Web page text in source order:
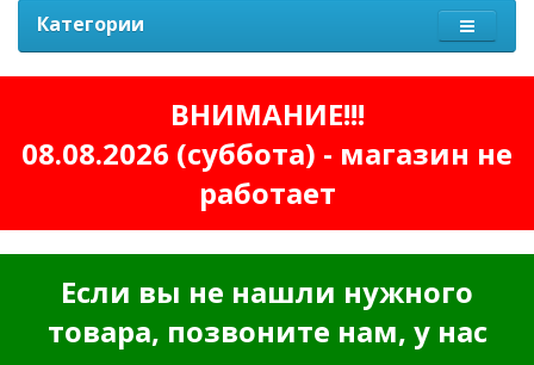
Категории
ВНИМАНИЕ!!!
08.08.2026 (суббота) - магазин не
работает
Если вы не нашли нужного
товара, позвоните нам, у нас